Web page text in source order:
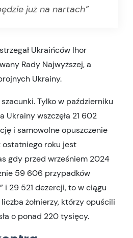
już na nartach”
Ukraińców Ihor
Rady Najwyższej, a
Ukrainy.
Tylko w październiku
Ukrainy wszczęła 21 602
i samowolne opuszczenie
ostatniego roku jest
gdy przed wrześniem 2024
59 606 przypadków
i 29 521 dezercji, to w ciągu
żołnierzy, którzy opuścili
o ponad 220 tysięcy.